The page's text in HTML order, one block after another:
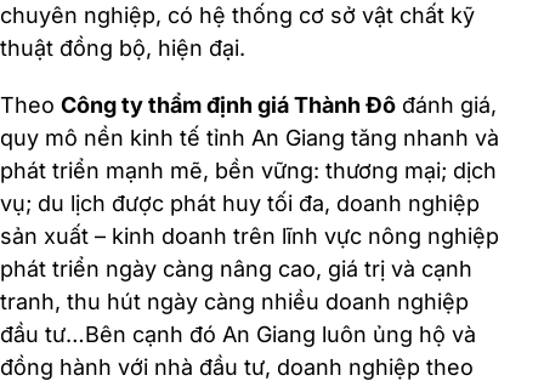
chuyên nghiệp, có hệ thống cơ sở vật chất kỹ
thuật đồng bộ, hiện đại.
Theo Công ty thẩm định giá Thành Đô đánh giá,
quy mô nền kinh tế tỉnh An Giang tăng nhanh và
phát triển mạnh mẽ, bền vững: thương mại; dịch
vụ; du lịch được phát huy tối đa, doanh nghiệp
sản xuất – kinh doanh trên lĩnh vực nông nghiệp
phát triển ngày càng nâng cao, giá trị và cạnh
tranh, thu hút ngày càng nhiều doanh nghiệp
đầu tư…Bên cạnh đó An Giang luôn ủng hộ và
đồng hành với nhà đầu tư, doanh nghiệp theo